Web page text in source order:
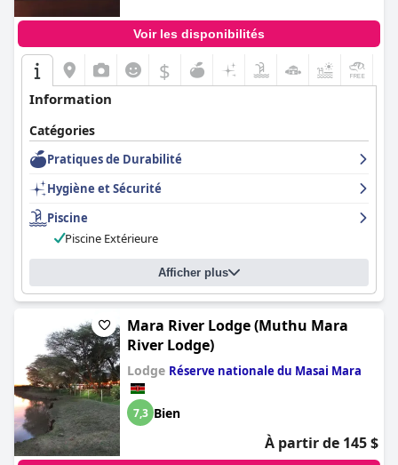
Voir les disponibilités
$
Information
Catégories
Pratiques de Durabilité
Hygiène et Sécurité
Piscine
Piscine Extérieure
Afficher plus
Mara River Lodge (Muthu Mara
River Lodge)
Lodge Réserve nationale du Masai Mara
7,3 Bien
À partir de 145 $